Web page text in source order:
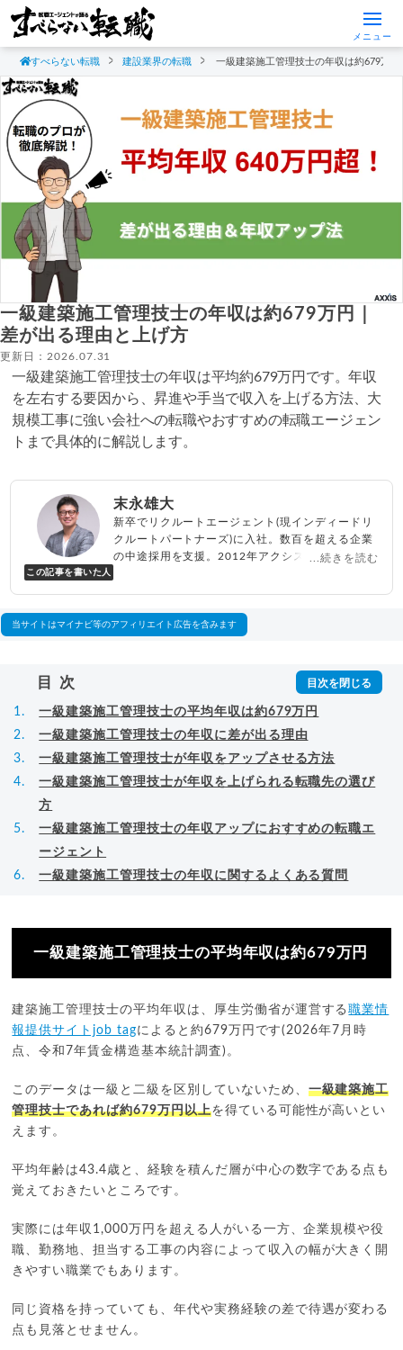
メニュー
すべらない転職 建設業界の転職 一級建築施工管理技士の年収は約679万
一級建築施工管理技士の年収は約679万円｜
差が出る理由と上げ方
更新日：2026.07.31
一級建築施工管理技士の年収は平均約679万円です。年収
を左右する要因から、昇進や手当で収入を上げる方法、大
規模工事に強い会社への転職やおすすめの転職エージェン
トまで具体的に解説します。
この記事を書いた人
末永雄大
新卒でリクルートエージェント(現インディードリ
クルートパートナーズ)に入社。数百を超える企業
の中途採用を支援。2012年アクシス(株)設立、代
べらない転職エージェント
...続きを読む
当サイトはマイナビ等のアフィリエイト広告を含みます
目次
一級建築施工管理技士の平均年収は約679万円
一級建築施工管理技士の年収に差が出る理由
一級建築施工管理技士が年収をアップさせる方法
一級建築施工管理技士が年収を上げられる転職先の選び
方
一級建築施工管理技士の年収アップにおすすめの転職エ
ージェント
一級建築施工管理技士の年収に関するよくある質問
一級建築施工管理技士の平均年収は約679万円
建築施工管理技士の平均年収は、厚生労働省が運営する職業情
報提供サイトjob tagによると約679万円です(2026年7月時
点、令和7年賃金構造基本統計調査)。
このデータは一級と二級を区別していないため、 一級建築施工
管理技士であれば約679万円以上を得ている可能性が高いとい
えます。
平均年齢は43.4歳と、経験を積んだ層が中心の数字である点も
覚えておきたいところです。
実際には年収1,000万円を超える人がいる一方、企業規模や役
職、勤務地、担当する工事の内容によって収入の幅が大きく開
きやすい職業でもあります。
同じ資格を持っていても、年代や実務経験の差で待遇が変わる
点も見落とせません。